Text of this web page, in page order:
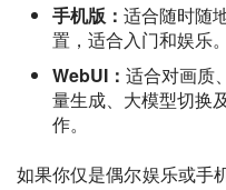
手机版： 适合随时随
置，适合入门和娱乐。
WebUI： 适合对画质
量生成、大模型切换
作。
如果你仅是偶尔娱乐或手